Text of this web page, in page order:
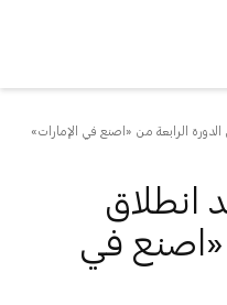
الرابعة من «اصنع في الإمارات»
انطلاق
«اصنع في